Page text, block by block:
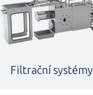
Filtrační systémy